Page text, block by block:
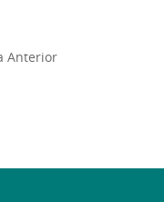
Anterior